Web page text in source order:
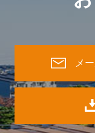
メ